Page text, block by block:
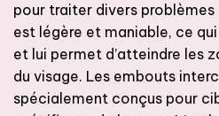
pour traiter divers
est légère et maniable, ce
et lui permet d’atteindre les
du visage. Les embouts
spécialement conçus pour